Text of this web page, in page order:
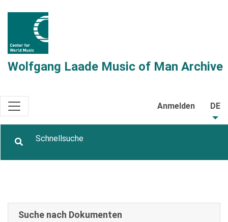
Wolfgang Laade Music of Man Archive
Anmelden DE
Suche nach Dokumenten